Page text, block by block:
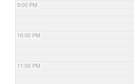
9:00 PM
10:00 PM
11:00 PM